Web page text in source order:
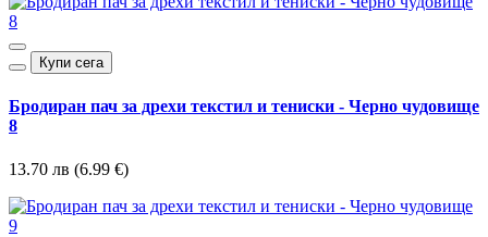
Купи сега
Бродиран пач за дрехи текстил и тениски - Черно чудовище
8
13.70 лв (6.99 €)